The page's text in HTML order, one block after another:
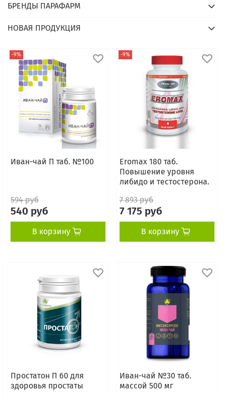
-9%
Иван-чай П таб. №100
594 руб
540 руб
В корзину
-9%
Eromax 180 таб.
Повышение уровня
либидо и тестостерона.
7 893 руб
7 175 руб
В корзину
Простатон П 60 для
здоровья простаты
Иван-чай №30 таб.
массой 500 мг
БРЕНДЫ ПАРАФАРМ
НОВАЯ ПРОДУКЦИЯ